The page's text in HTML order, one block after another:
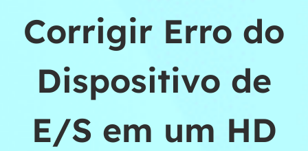
Corrigir Erro do
Dispositivo de
E/S em um HD